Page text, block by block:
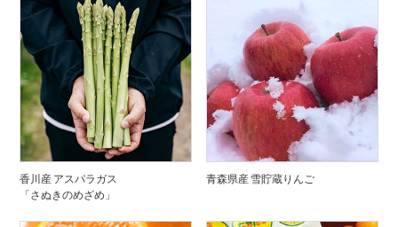
香川産 アスパラガス
「さぬきのめざめ」
青森県産 雪貯蔵りんご